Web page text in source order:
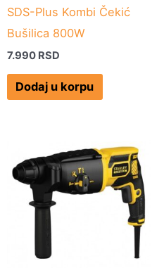
SDS-Plus Kombi Čekić
Bušilica 800W
7.990 RSD
Dodaj u korpu